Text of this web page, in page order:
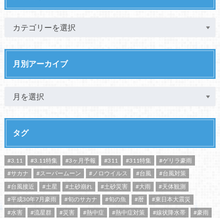
月別アーカイブ
タグ
#3.11 #3.11特集 #3ヶ月予報 #311 #311特集
#ゲリラ豪雨
#サカナ
#スーパームーン #ノロウイルス #台風
#台風対策
#台風接近
#土星 #土砂崩れ #土砂災害 #大雨
#天体観測
#平成30年7月豪雨
#旬のサカナ #旬の魚 #暦
#東日本大震災
#水害
#流星群 #災害 #熱中症 #熱中症対策 #線状降水帯
#豪雨